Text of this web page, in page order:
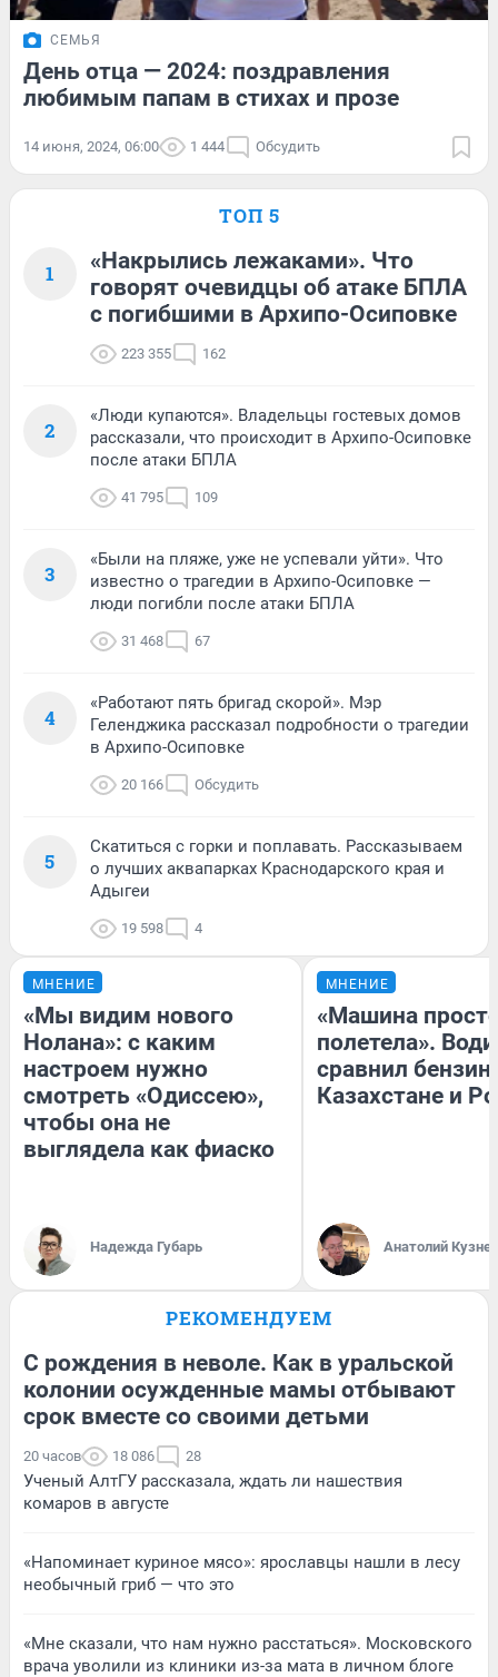
СЕМЬЯ
День отца — 2024: поздравления
любимым папам в стихах и прозе
14 июня, 2024, 06:00 1 444 Обсудить
ТОП 5
1
«Накрылись лежаками». Что
говорят очевидцы об атаке БПЛА
с погибшими в Архипо-Осиповке
223 355 162
2
«Люди купаются». Владельцы гостевых домов
рассказали, что происходит в Архипо-Осиповке
после атаки БПЛА
41 795 109
3
«Были на пляже, уже не успевали уйти». Что
известно о трагедии в Архипо-Осиповке —
люди погибли после атаки БПЛА
31 468 67
4
«Работают пять бригад скорой». Мэр
Геленджика рассказал подробности о трагедии
в Архипо-Осиповке
20 166 Обсудить
5
Скатиться с горки и поплавать. Рассказываем
о лучших аквапарках Краснодарского края и
Адыгеи
19 598 4
МНЕНИЕ
«Мы видим нового
Нолана»: с каким
настроем нужно
смотреть «Одиссею»,
чтобы она не
выглядела как фиаско
Надежда Губарь
МНЕНИЕ
«Машина
полетела».
сравнил бензин
Казахстане и
Анатолий
РЕКОМЕНДУЕМ
С рождения в неволе. Как в уральской
колонии осужденные мамы отбывают
срок вместе со своими детьми
20 часов 18 086 28
Ученый АлтГУ рассказала, ждать ли нашествия
комаров в августе
«Напоминает куриное мясо»: ярославцы нашли в лесу
необычный гриб — что это
«Мне сказали, что нам нужно расстаться». Московского
врача уволили из клиники из-за мата в личном блоге